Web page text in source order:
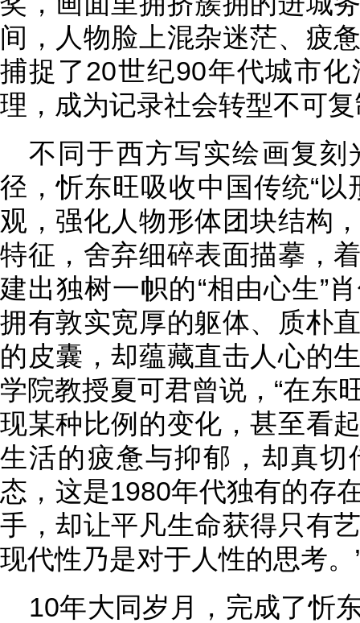
间，人物脸上混杂迷茫、疲
捕捉了20世纪90年代城市
理，成为记录社会转型不可
不同于西方写实绘画复
径，忻东旺吸收中国传统“
观，强化人物形体团块结构
特征，舍弃细碎表面描摹，
建出独树一帜的“相由心生”
拥有敦实宽厚的躯体、质朴
的皮囊，却蕴藏直击人心的
学院教授夏可君曾说，“在东
现某种比例的变化，甚至看
生活的疲惫与抑郁，却真
态，这是1980年代独有的存
手，却让平凡生命获得只有
现代性乃是对于人性的思考。
10年大同岁月，完成了忻